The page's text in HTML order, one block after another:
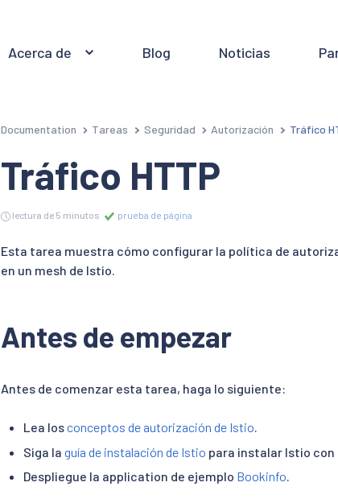
Acerca de Blog Noticias
Documentation Tareas Seguridad Autorización Tráfico
Tráfico HTTP
lectura de 5 minutos prueba de página
Esta tarea muestra cómo configurar la política de
en un mesh de Istio.
Antes de empezar
Antes de comenzar esta tarea, haga lo siguiente:
Lea losconceptos de autorización de Istio.
Siga la guía de instalación de Istio para instalar Istio con
Despliegue la application de ejemplo Bookinfo.